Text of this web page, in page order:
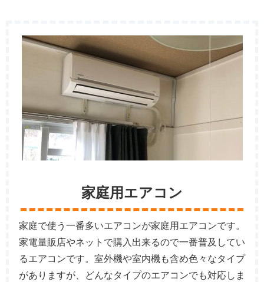
家庭用エアコン
家庭で使う一番多いエアコンが家庭用エアコンです。
家電量販店やネットで購入出来るので一番普及してい
るエアコンです。室外機や室内機も含め色々なタイプ
がありますが、どんなタイプのエアコンでも対応しま